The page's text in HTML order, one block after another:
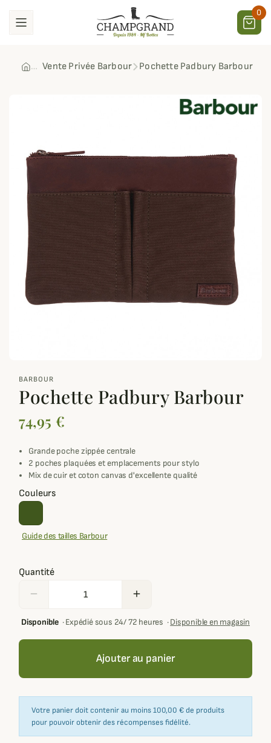
0
Vente Privée Barbour Pochette Padbury Barbour
BARBOUR
Pochette Padbury Barbour
74,95 €
Grande poche zippée centrale
2 poches plaquées et emplacements pour stylo
Mix de cuir et coton canvas d'excellente qualité
Couleurs
Guide des tailles Barbour
Quantité
remove add
Disponible·Expédié sous 24/ 72 heures ·Disponible en magasin
Ajouter au panier
Votre panier doit contenir au moins 100,00 € de produits
pour pouvoir obtenir des récompenses fidélité.